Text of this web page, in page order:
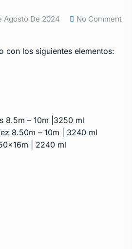
Agosto De 2024 No Comment
con los siguientes elementos:
8.5m – 10m |3250 ml
8.50m – 10m | 3240 ml
| 2240 ml